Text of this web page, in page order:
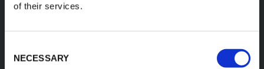
of their services.
Selection
NECESSARY